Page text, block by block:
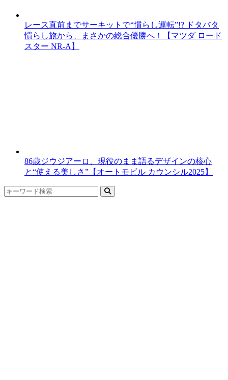
レース直前までサーキットで“慣らし運転”!? ドタバタ
慣らし旅から、まさかの総合優勝へ！【マツダ ロード
スター NR-A】
86歳ジウジアーロ、現役のまま語るデザインの核心
と“使える美しさ”【オートモビル カウンシル2025】